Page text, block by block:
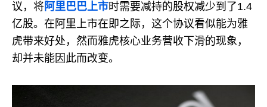
议，将 阿里巴巴上市时需要减持的股权减少到了1.4
亿股。在阿里上市在即之际，这个协议看似能为雅
虎带来好处，然而雅虎核心业务营收下滑的现象，
却并未能因此而改变。